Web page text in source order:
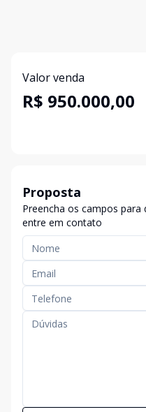
Valor venda
R$ 950.000,00
Proposta
Preencha os campos para
entre em contato